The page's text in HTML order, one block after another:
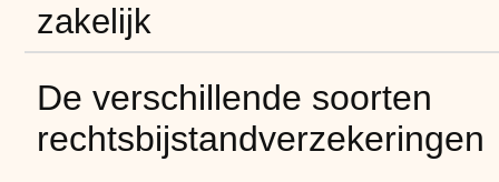
zakelijk
De verschillende soorten
rechtsbijstandverzekeringen